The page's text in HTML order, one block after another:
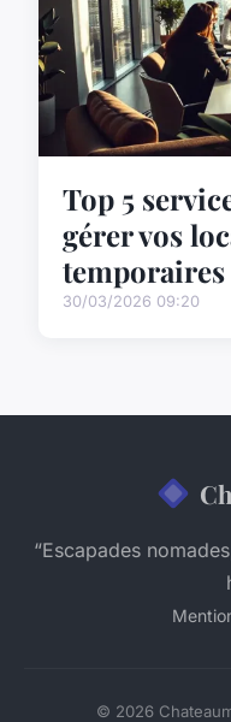
Top 5
gérer vos
temporaires
30/03/2026 09:20
“Escapades
© 2026